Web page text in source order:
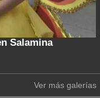
Salamina
Ver más galerías